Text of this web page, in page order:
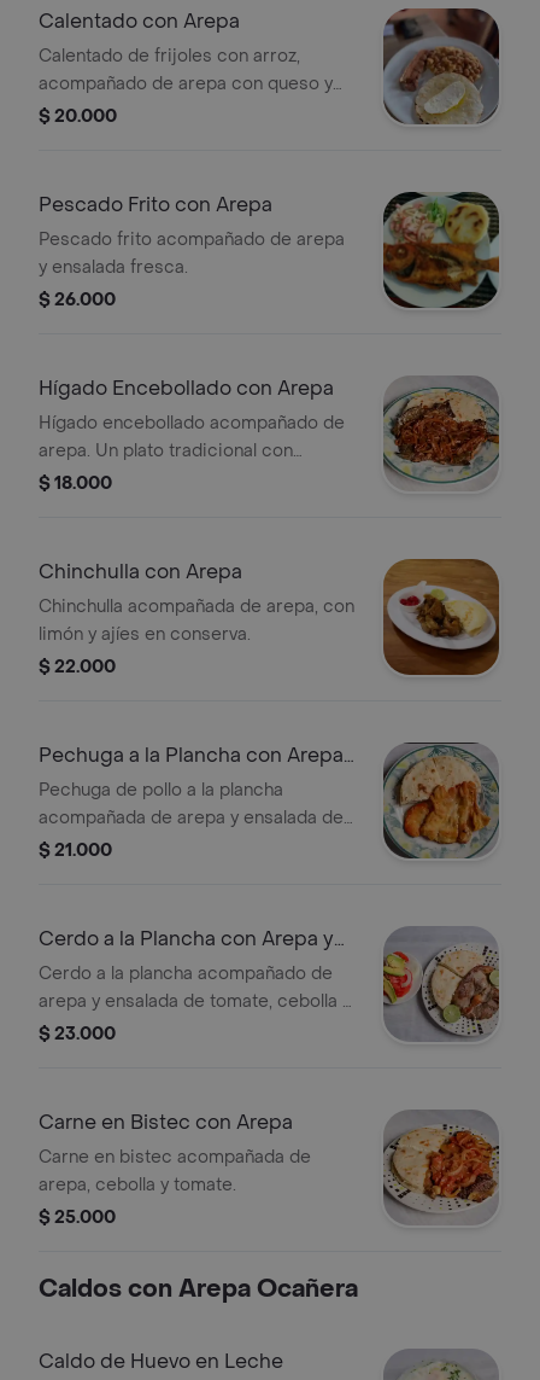
Calentado con Arepa
Calentado de frijoles con arroz,
acompañado de arepa con queso y
chicharrón.
$ 20.000
Pescado Frito con Arepa
Pescado frito acompañado de arepa
y ensalada fresca.
$ 26.000
Hígado Encebollado con Arepa
Hígado encebollado acompañado de
arepa. Un plato tradicional con
cebolla caramelizada sobre hígado,
$ 18.000
Chinchulla con Arepa
Chinchulla acompañada de arepa, con
limón y ajíes en conserva.
$ 22.000
Pechuga a la Plancha con Arepa
y Ensalada
Pechuga de pollo a la plancha
acompañada de arepa y ensalada de
tomate, cebolla y aguacate.
$ 21.000
Cerdo a la Plancha con Arepa y
Ensalada
Cerdo a la plancha acompañado de
arepa y ensalada de tomate, cebolla y
aguacate.
$ 23.000
Carne en Bistec con Arepa
Carne en bistec acompañada de
arepa, cebolla y tomate.
$ 25.000
Caldos con Arepa Ocañera
Caldo de Huevo en Leche